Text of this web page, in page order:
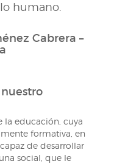
humano.
Cabrera –
la educación, cuya
formativa, en
de desarrollar
social, que le